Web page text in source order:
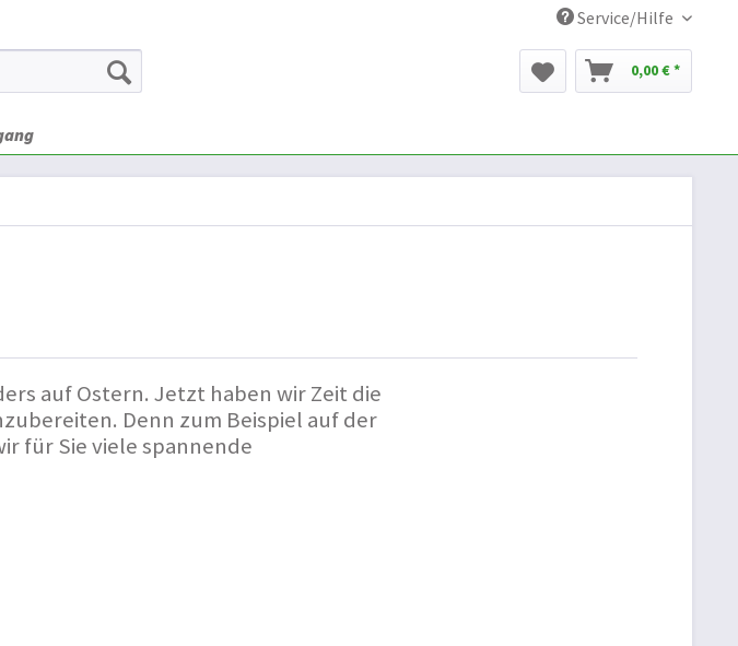
Service/Hilfe
0,00 € *
auf Ostern. Jetzt haben wir Zeit die
Denn zum Beispiel auf der
für Sie viele spannende